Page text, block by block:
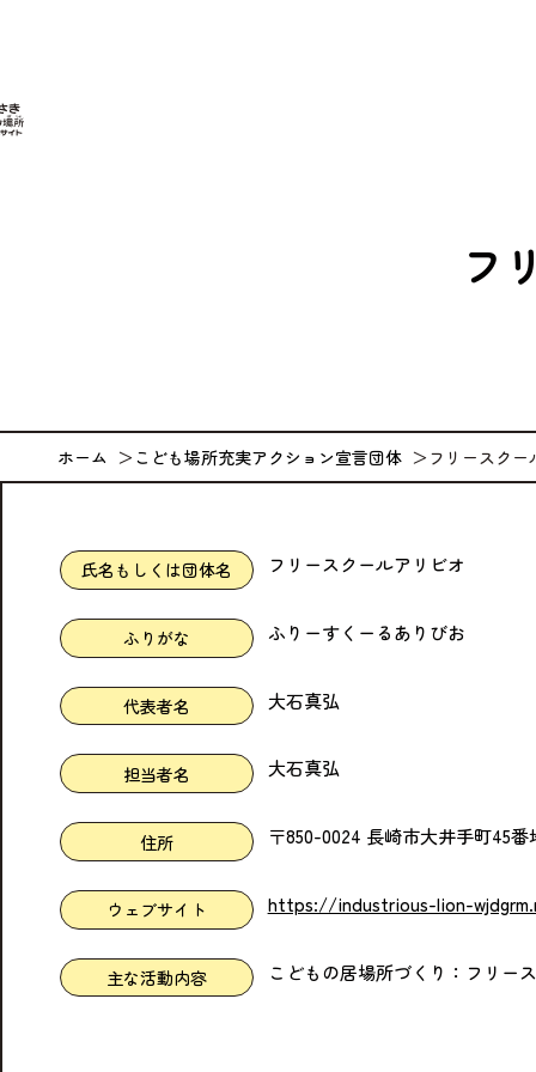
フ
ホーム こども場所充実アクション宣言団体 フリースクー
氏名もしくは団体名 フリースクールアリビオ
ふりがな ふりーすくーるありびお
代表者名 大石真弘
担当者名 大石真弘
住所 〒850-0024 長崎市大井手町45番
ウェブサイト https://industrious-lion-
主な活動内容 こどもの居場所づくり：フリー